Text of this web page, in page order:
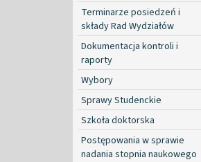
Terminarze posiedzeń i
składy Rad Wydziałów
Dokumentacja kontroli i
raporty
Wybory
Sprawy Studenckie
Szkoła doktorska
Postępowania w sprawie
nadania stopnia naukowego